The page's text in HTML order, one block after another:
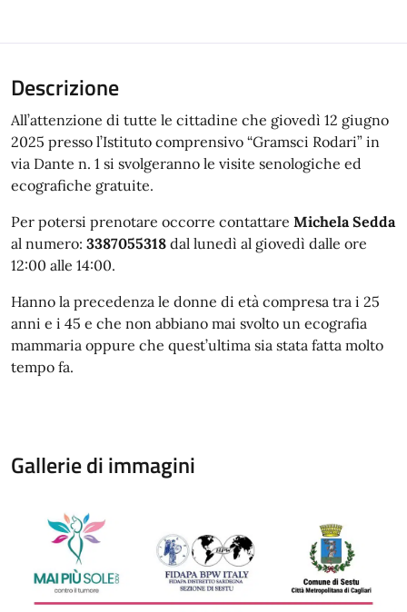
Descrizione
All’attenzione di tutte le cittadine che giovedì 12 giugno
2025 presso l’Istituto comprensivo “Gramsci Rodari” in
via Dante n. 1 si svolgeranno le visite senologiche ed
ecografiche gratuite.
Per potersi prenotare occorre contattare Michela Sedda
al numero: 3387055318 dal lunedì al giovedì dalle ore
12:00 alle 14:00.
Hanno la precedenza le donne di età compresa tra i 25
anni e i 45 e che non abbiano mai svolto un ecografia
mammaria oppure che quest’ultima sia stata fatta molto
tempo fa.
Gallerie di immagini